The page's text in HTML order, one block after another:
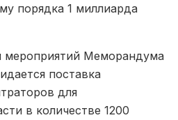
порядка 1 миллиарда
мероприятий Меморандума
поставка
для
в количестве 1200